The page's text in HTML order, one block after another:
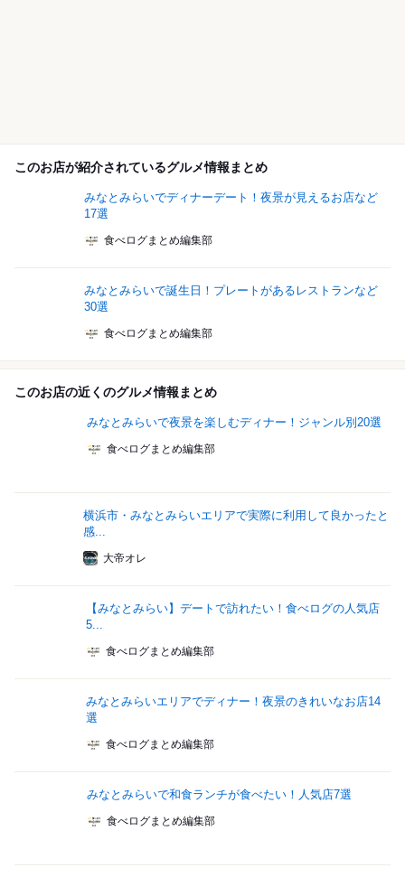
このお店が紹介されているグルメ情報まとめ
みなとみらいでディナーデート！夜景が見えるお店など
17選
食べログまとめ編集部
みなとみらいで誕生日！プレートがあるレストランなど
30選
食べログまとめ編集部
このお店の近くのグルメ情報まとめ
みなとみらいで夜景を楽しむディナー！ジャンル別20選
食べログまとめ編集部
横浜市・みなとみらいエリアで実際に利用して良かったと
感...
大帝オレ
【みなとみらい】デートで訪れたい！食べログの人気店
5...
食べログまとめ編集部
みなとみらいエリアでディナー！夜景のきれいなお店14
選
食べログまとめ編集部
みなとみらいで和食ランチが食べたい！人気店7選
食べログまとめ編集部